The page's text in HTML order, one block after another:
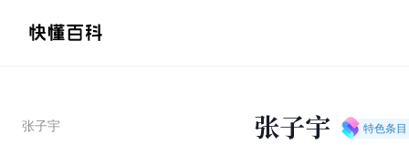
张子宇
张子宇 特色条目